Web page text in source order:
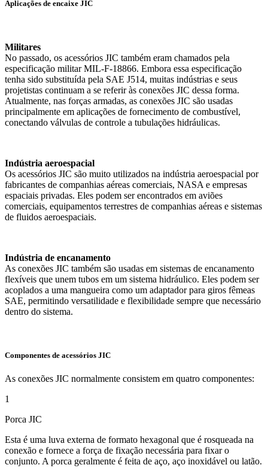
Aplicações de encaixe JIC
Militares
No passado, os acessórios JIC também eram chamados pela
especificação militar MIL-F-18866. Embora essa especificação
tenha sido substituída pela SAE J514, muitas indústrias e seus
projetistas continuam a se referir às conexões JIC dessa forma.
Atualmente, nas forças armadas, as conexões JIC são usadas
principalmente em aplicações de fornecimento de combustível,
conectando válvulas de controle a tubulações hidráulicas.
Indústria aeroespacial
Os acessórios JIC são muito utilizados na indústria aeroespacial por
fabricantes de companhias aéreas comerciais, NASA e empresas
espaciais privadas. Eles podem ser encontrados em aviões
comerciais, equipamentos terrestres de companhias aéreas e sistemas
de fluidos aeroespaciais.
Indústria de encanamento
As conexões JIC também são usadas em sistemas de encanamento
flexíveis que unem tubos em um sistema hidráulico. Eles podem ser
acoplados a uma mangueira como um adaptador para giros fêmeas
SAE, permitindo versatilidade e flexibilidade sempre que necessário
dentro do sistema.
Componentes de acessórios JIC
As conexões JIC normalmente consistem em quatro componentes:
1
Porca JIC
Esta é uma luva externa de formato hexagonal que é rosqueada na
conexão e fornece a força de fixação necessária para fixar o
conjunto. A porca geralmente é feita de aço, aço inoxidável ou latão.